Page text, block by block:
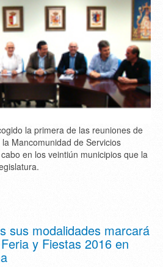
la primera de las reuniones de
Mancomunidad de Servicios
en los veintiún municipios que la
sus modalidades marcará
y Fiestas 2016 en